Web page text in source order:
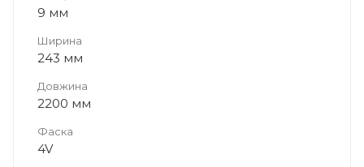
9 мм
Ширина
243 мм
Довжина
2200 мм
Фаска
4V